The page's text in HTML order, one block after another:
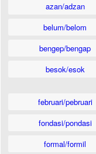
azan/adzan
belum/belom
bengep/bengap
besok/esok
februari/pebruari
fondasi/pondasi
formal/formil